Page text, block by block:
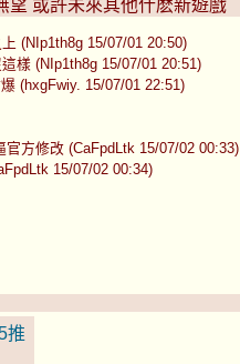
望 或許未來其他什麽新遊戲
(NIp1th8g 15/07/01 20:50)
樣 (NIp1th8g 15/07/01 20:51)
(hxgFwiy. 15/07/01 22:51)
方修改 (CaFpdLtk 15/07/02 00:33)
15/07/02 00:34)
推